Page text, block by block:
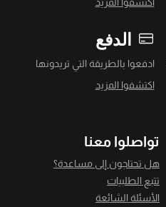
الدفع
ادفعوا بالطريقة التي تريدونها
اكتشفوا المزيد
تواصلوا معنا
هل تحتاجون إلى مساعدة؟
تتبع الطلبيات
الأسئلة الشائعة